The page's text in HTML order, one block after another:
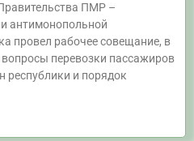
ПМР –
антимонопольной
провел рабочее совещание, в
перевозки пассажиров
республики и порядок